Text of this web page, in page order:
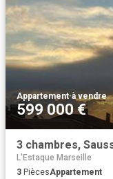
Appartement·à vendre
599 000 €
L'Estaque Marseille
3 PiècesAppartement